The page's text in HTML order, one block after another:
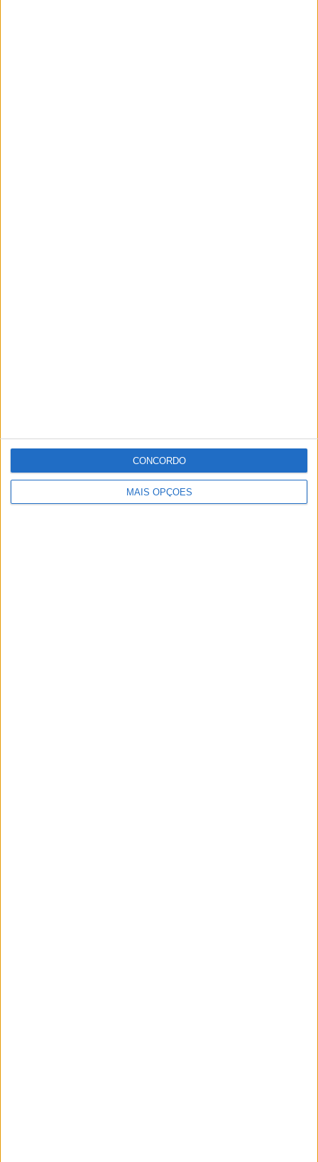
MAIS OPÇÕES
CONCORDO